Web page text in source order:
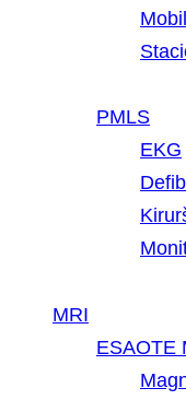
PMLS
EKG
MRI
ESAOTE